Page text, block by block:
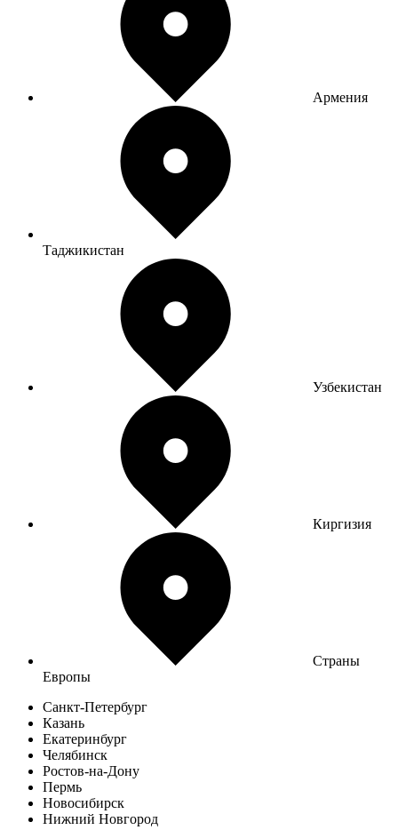
Армения
Таджикистан
Узбекистан
Киргизия
Страны
Европы
Санкт-Петербург
Казань
Екатеринбург
Челябинск
Ростов-на-Дону
Пермь
Новосибирск
Нижний Новгород